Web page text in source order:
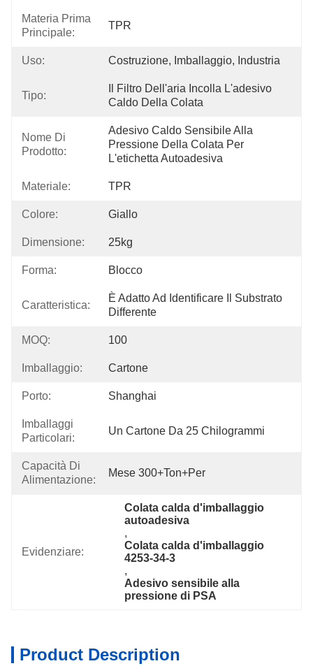
Materia Prima
Principale:
TPR
Uso: Costruzione, Imballaggio, Industria
Tipo:
Il Filtro Dell'aria Incolla L'adesivo
Caldo Della Colata
Nome Di
Prodotto:
Adesivo Caldo Sensibile Alla
Pressione Della Colata Per
L'etichetta Autoadesiva
Materiale: TPR
Colore: Giallo
Dimensione: 25kg
Forma: Blocco
Caratteristica:
È Adatto Ad Identificare Il Substrato
Differente
MOQ: 100
Imballaggio: Cartone
Porto: Shanghai
Imballaggi
Particolari:
Un Cartone Da 25 Chilogrammi
Capacità Di
Alimentazione:
Mese 300+Ton+per
Evidenziare:
Colata calda d'imballaggio
autoadesiva
,
Colata calda d'imballaggio
4253-34-3
,
Adesivo sensibile alla
pressione di PSA
Product Description